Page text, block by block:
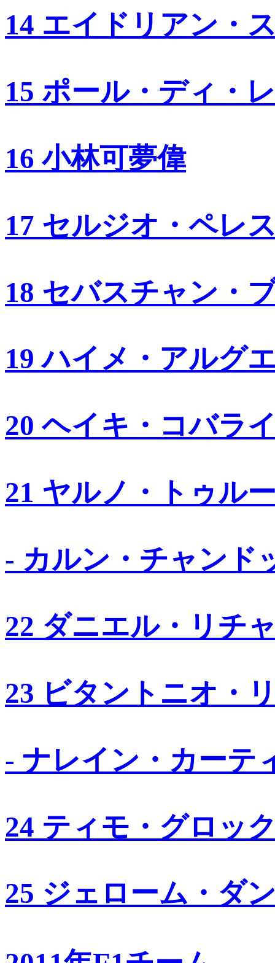
14 エイドリアン・
15 ポール・ディ・
16 小林可夢偉
17 セルジオ・ペレ
18 セバスチャン・
19 ハイメ・アルグ
20 ヘイキ・コバラ
21 ヤルノ・トゥル
- カルン・チャンド
22 ダニエル・リチ
23 ビタントニオ・
- ナレイン・カーテ
24 ティモ・グロッ
25 ジェローム・ダ